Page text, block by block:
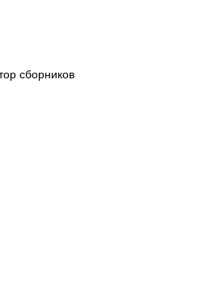
сборников